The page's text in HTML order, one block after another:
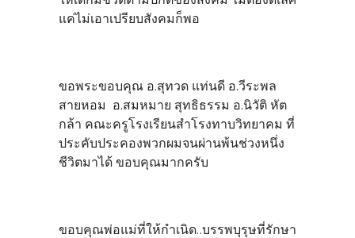
แค่ไม่เอาเปรียบสังคมก็พอ
ขอพระขอบคุณ อ.สุทวด แท่นดี อ.วีระพล
สายหอม อ.สมหมาย สุทธิธรรม อ.นิวัติ หัต
กล้า คณะครูโรงเรียนสำโรงทาบวิทยาคม ที่
ประคับประคองพวกผมจนผ่านพ้นช่วงหนึ่ง
ชีวิตมาได้ ขอบคุณมากครับ
ขอบคุณพ่อแม่ที่ให้กำเนิด..บรรพบุรุษที่รักษา